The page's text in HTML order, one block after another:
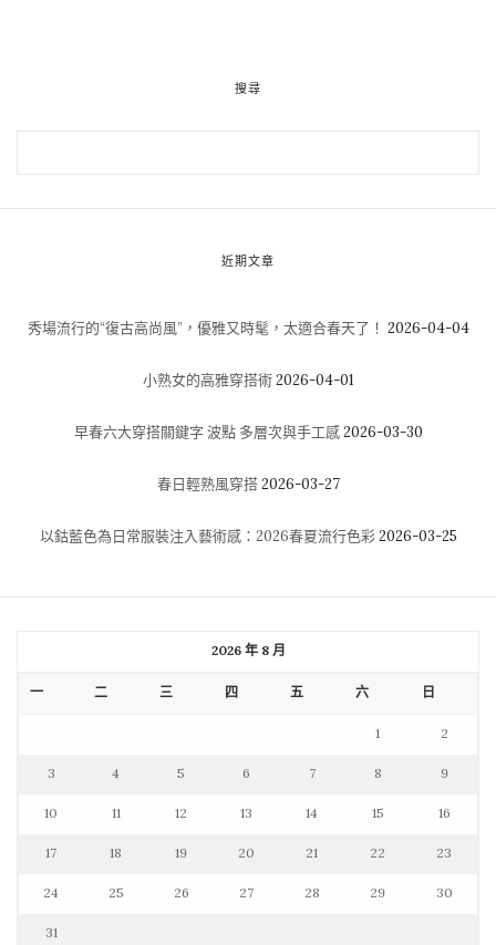
搜尋
近期文章
秀場流行的“復古高尚風”，優雅又時髦，太適合春天了！ 2026-04-04
小熟女的高雅穿搭術 2026-04-01
早春六大穿搭關鍵字 波點 多層次與手工感 2026-03-30
春日輕熟風穿搭 2026-03-27
以鈷藍色為日常服裝注入藝術感：2026春夏流行色彩 2026-03-25
2026 年 8 月
一 二 三 四 五 六 日
1 2
3 4 5 6 7 8 9
10 11 12 13 14 15 16
17 18 19 20 21 22 23
24 25 26 27 28 29 30
31